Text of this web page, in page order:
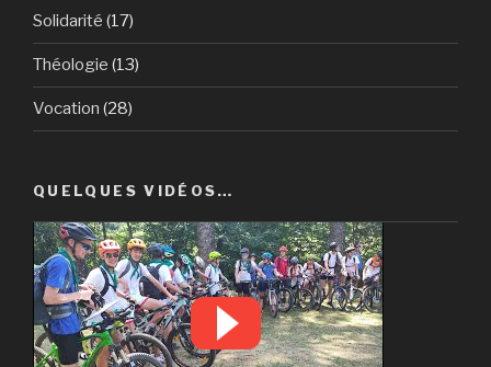
Solidarité (17)
Théologie (13)
Vocation (28)
QUELQUES VIDÉOS…